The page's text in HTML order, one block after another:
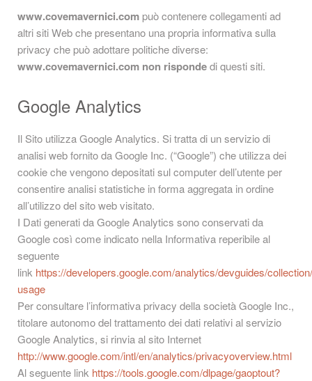
www.covemavernici.com può contenere collegamenti ad
altri siti Web che presentano una propria informativa sulla
privacy che può adottare politiche diverse:
www.covemavernici.com non rispondedi questi siti.
Google Analytics
Il Sito utilizza Google Analytics. Si tratta di un servizio di
analisi web fornito da Google Inc. (“Google”) che utilizza dei
cookie che vengono depositati sul computer dell’utente per
consentire analisi statistiche in forma aggregata in ordine
all’utilizzo del sito web visitato.
I Dati generati da Google Analytics sono conservati da
Google così come indicato nella Informativa reperibile al
seguente
link https://developers.google.com/analytics/devguides/
usage
Per consultare l’informativa privacy della società Google Inc.,
titolare autonomo del trattamento dei dati relativi al servizio
Google Analytics, si rinvia al sito Internet
http://www.google.com/intl/en/analytics/privacyoverview.html
Al seguente link https://tools.google.com/dlpage/gaoptout?